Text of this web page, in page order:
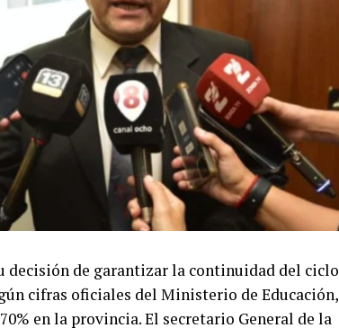
decisión de garantizar la continuidad del ciclo
cifras oficiales del Ministerio de Educación,
en la provincia. El secretario General de la